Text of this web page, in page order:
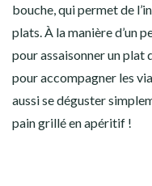
bouche, qui permet de
plats. À la manière d’un
pour assaisonner un plat
pour accompagner les
aussi se déguster
pain grillé en apéritif !